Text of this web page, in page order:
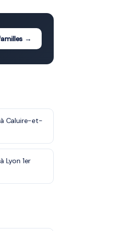
→
Caluire-et-
Lyon 1er